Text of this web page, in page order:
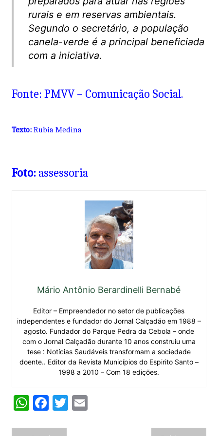
rurais e em reservas ambientais.
Segundo o secretário, a população
canela-verde é a principal beneficiada
com a iniciativa.
Fonte: PMVV – Comunicação Social.
Texto: Rubia Medina
Foto: assessoria
Mário Antônio Berardinelli Bernabé
Editor – Empreendedor no setor de publicações
independentes e fundador do Jornal Calçadão em 1988 –
agosto. Fundador do Parque Pedra da Cebola – onde
com o Jornal Calçadão durante 10 anos construiu uma
tese : Notícias Saudáveis transformam a sociedade
doente.. Editor da Revista Municípios do Espirito Santo –
1998 a 2010 – Com 18 edições.
W F T E